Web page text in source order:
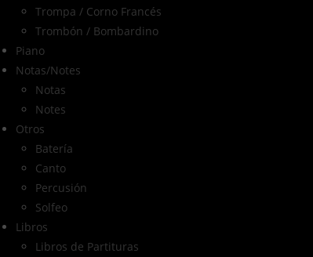
Trompa / Corno Francés
Trombón / Bombardino
Piano
Notas/Notes
Notas
Notes
Otros
Batería
Canto
Percusión
Solfeo
Libros
Libros de Partituras